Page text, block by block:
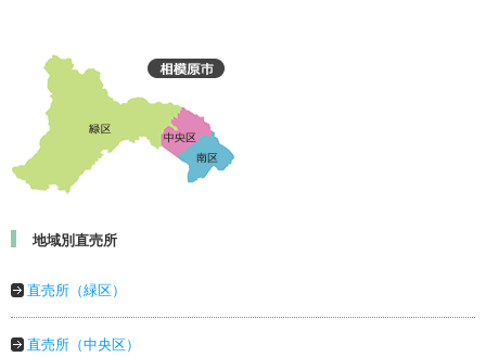
地域別直売所
直売所（緑区）
直売所（中央区）